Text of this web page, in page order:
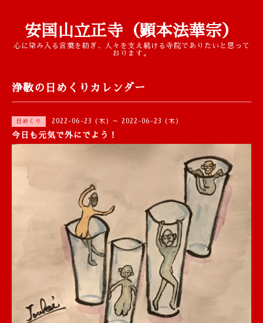
安国山立正寺（顕本法華宗）
心に染み入る言葉を紡ぎ、人々を支え続ける寺院でありたいと思って
おります。
浄敬の日めくりカレンダー
日めくり 2022-06-23 (木) ～ 2022-06-23 (木)
今日も元気で外にでよう！